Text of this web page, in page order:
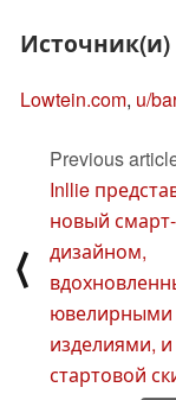
Источник(и)
Lowtein.com, u/
⟨
Previous
Inllie
новый
дизайном,
ювелирными
изделиями, и
стартовой